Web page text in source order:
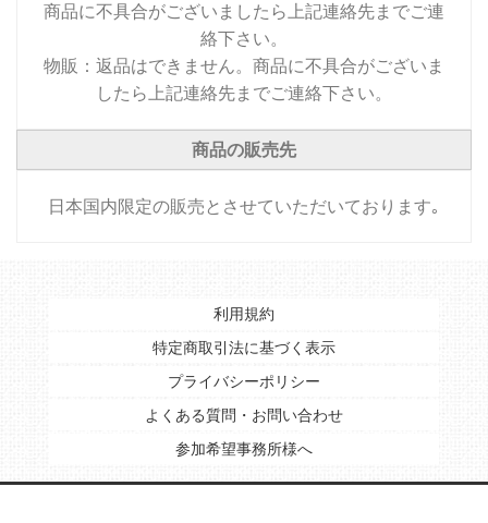
商品に不具合がございましたら上記連絡先までご連
絡下さい。
物販：返品はできません。商品に不具合がございま
したら上記連絡先までご連絡下さい。
商品の販売先
日本国内限定の販売とさせていただいております｡
利用規約
特定商取引法に基づく表示
プライバシーポリシー
よくある質問・お問い合わせ
参加希望事務所様へ